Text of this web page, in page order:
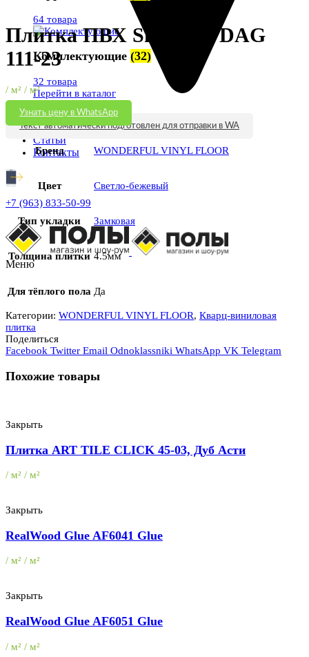
64 товара
Комплектующие (32)
32 товара
Перейти в каталог
Видео
Статьи
Контакты
+7 (963) 833-50-99
Меню
Увеличить
Плитка ПВХ Snowood DAG
111-23
/ м² / м²
Узнать цену в WhatsApp
Текст автоматически подготовлен для отправки в WA
Бренд WONDERFUL VINYL FLOOR
Цвет Светло-бежевый
Тип укладки Замковая
Толщина плитки 4.5мм
Для тёплого пола Да
Категории: WONDERFUL VINYL FLOOR, Кварц-виниловая
плитка
Поделиться
Facebook Twitter Email Odnoklassniki WhatsApp VK Telegram
Похожие товары
Закрыть
Плитка ART TILE CLICK 45-03, Дуб Асти
/ м² / м²
Закрыть
RealWood Glue AF6041 Glue
/ м² / м²
Закрыть
RealWood Glue AF6051 Glue
/ м² / м²